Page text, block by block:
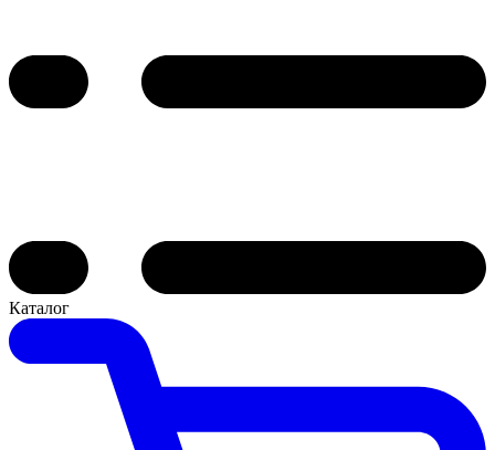
Каталог